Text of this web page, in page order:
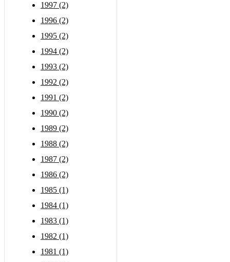
1997 (2)
1996 (2)
1995 (2)
1994 (2)
1993 (2)
1992 (2)
1991 (2)
1990 (2)
1989 (2)
1988 (2)
1987 (2)
1986 (2)
1985 (1)
1984 (1)
1983 (1)
1982 (1)
1981 (1)